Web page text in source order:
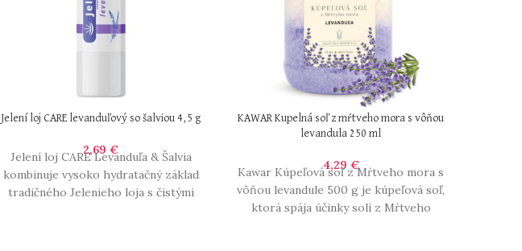
Jelení loj CARE levanduľový so šalviou 4,5 g
2,69 €
Jelení loj CARE Levanduľa & Šalvia
kombinuje vysoko hydratačný základ
tradičného Jelenieho loja s čistými
KAWAR Kupelná soľ z mŕtveho mora s vôňou
levandula 250 ml
4,29 €
Kawar Kúpeľová soľ z Mŕtveho mora s
vôňou levandule 500 g je kúpeľová soľ,
ktorá spája účinky soli z Mŕtveho